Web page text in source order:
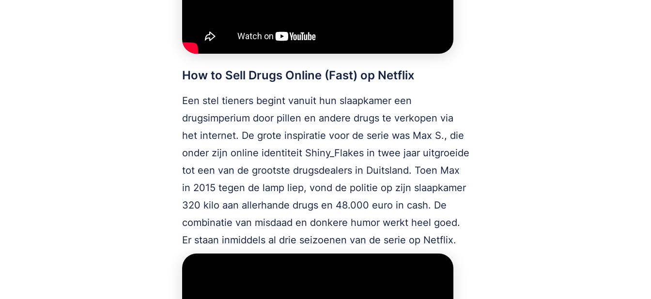
How to Sell Drugs Online (Fast) op Netflix
Een stel tieners begint vanuit hun slaapkamer een
drugsimperium door pillen en andere drugs te verkopen via
het internet. De grote inspiratie voor de serie was Max S., die
onder zijn online identiteit Shiny_Flakes in twee jaar uitgroeide
tot een van de grootste drugsdealers in Duitsland. Toen Max
in 2015 tegen de lamp liep, vond de politie op zijn slaapkamer
320 kilo aan allerhande drugs en 48.000 euro in cash. De
combinatie van misdaad en donkere humor werkt heel goed.
Er staan inmiddels al drie seizoenen van de serie op Netflix.